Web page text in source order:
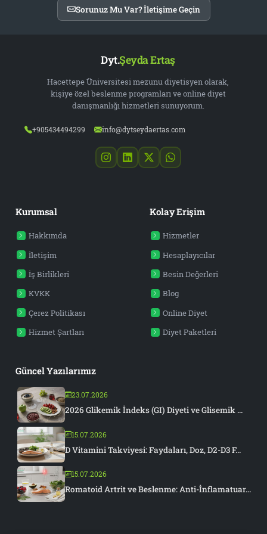
Sorunuz Mu Var? İletişime Geçin
Dyt.Şeyda Ertaş
Hacettepe Üniversitesi mezunu diyetisyen olarak,
kişiye özel beslenme programları ve online diyet
danışmanlığı hizmetleri sunuyorum.
+905434494299 info@dytseydaertas.com
Kurumsal
Hakkımda
İletişim
İş Birlikleri
KVKK
Çerez Politikası
Hizmet Şartları
Kolay Erişim
Hizmetler
Hesaplayıcılar
Besin Değerleri
Blog
Online Diyet
Diyet Paketleri
Güncel Yazılarımız
23.07.2026
2026 Glikemik İndeks (GI) Diyeti ve Glisemik ...
15.07.2026
D Vitamini Takviyesi: Faydaları, Doz, D2-D3 F...
15.07.2026
Romatoid Artrit ve Beslenme: Anti-İnflamatuar...